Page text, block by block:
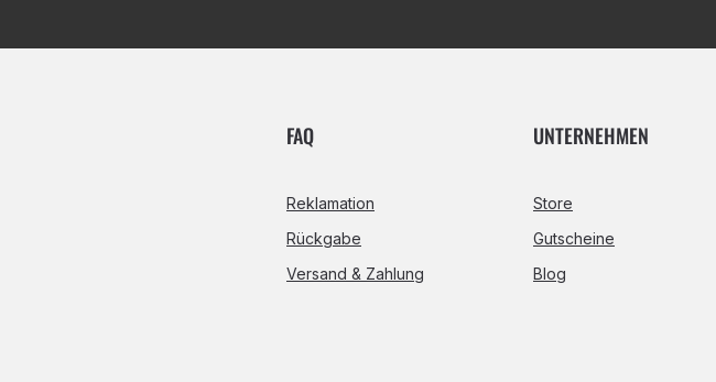
FAQ
Reklamation
Rückgabe
Versand & Zahlung
UNTERNEHMEN
Store
Gutscheine
Blog